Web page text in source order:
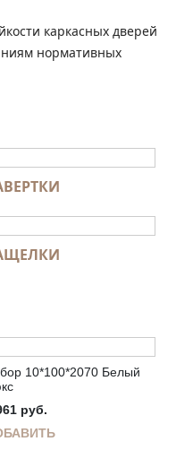
каркасных дверей
нормативных
10*100*2070 Белый
руб.